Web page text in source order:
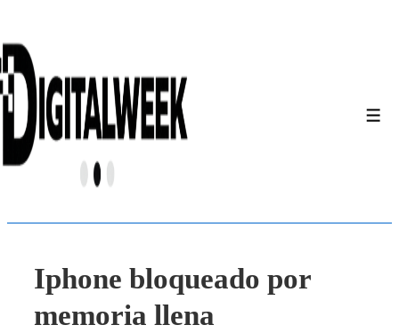
Saltar
al
contenido
principal
Iphone bloqueado por
memoria llena